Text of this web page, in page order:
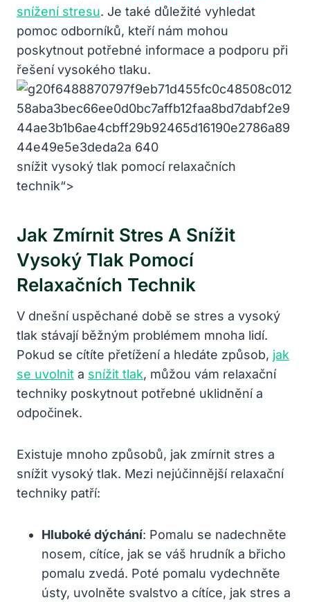
snížení stresu. Je také důležité vyhledat
pomoc odborníků, kteří nám mohou
poskytnout potřebné informace a podporu při
řešení vysokého tlaku.
snížit vysoký tlak pomocí relaxačních
technik“>
Jak Zmírnit Stres A Snížit
Vysoký Tlak Pomocí
Relaxačních Technik
V dnešní uspěchané době se stres a vysoký
tlak stávají běžným problémem mnoha lidí.
Pokud se cítíte přetížení a hledáte způsob, jak
se uvolnit a snížit tlak, můžou vám relaxační
techniky poskytnout potřebné uklidnění a
odpočinek.
Existuje mnoho způsobů, jak zmírnit stres a
snížit vysoký tlak. Mezi nejúčinnější relaxační
techniky patří:
Hluboké dýchání: Pomalu se nadechněte
nosem, cítíce, jak se váš hrudník a břicho
pomalu zvedá. Poté pomalu vydechněte
ústy, uvolněte svalstvo a cítíce, jak stres a